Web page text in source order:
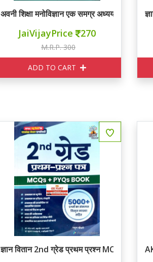
अवनी शिक्षा मनोविज्ञान एक समग्र अध्ययन 2026 -
JaiVijayPrice 270
M.R.P. 300
ADD TO CART
ज्ञान वितान 2nd ग्रेड प्रथम प्रश्न MCQ +